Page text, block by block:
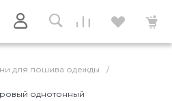
для пошива одежды
/
однотонный